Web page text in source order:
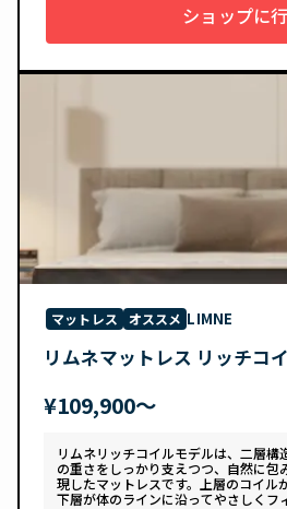
ショップに
マットレス オススメ LIMNE
リムネマットレス リッチコ
¥109,900〜
リムネリッチコイルモデルは、二層構
の重さをしっかり支えつつ、自然に包
現したマットレスです。上層のコイル
下層が体のラインに沿ってやさしくフ